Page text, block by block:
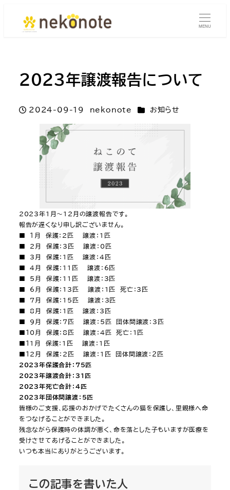
MENU
2023年譲渡報告について
投稿日
2024-09-19 nekonote カテゴリー
お知らせ
2023年1月～12月の譲渡報告です。
報告が遅くなり申し訳ございません。
■ １月 保護：2匹 譲渡：1匹
■ 2月 保護：3匹 譲渡：0匹
■ 3月 保護：1匹 譲渡：4匹
■ 4月 保護：11匹 譲渡：6匹
■ 5月 保護：11匹 譲渡：3匹
■ 6月 保護：13匹 譲渡：1匹 死亡：3匹
■ 7月 保護：15匹 譲渡：3匹
■ 8月 保護：1匹 譲渡：3匹
■ 9月 保護：7匹 譲渡：5匹 団体間譲渡：3匹
■１0月 保護：8匹 譲渡：4匹 死亡：1匹
■１1月 保護：1匹 譲渡：1匹
■１2月 保護：2匹 譲渡：1匹 団体間譲渡：２匹
2023年保護合計：75匹
2023年譲渡合計：31匹
2023年死亡合計：4匹
2023年団体間譲渡：5匹
皆様のご支援、応援のおかげでたくさんの猫を保護し、里親様へ命
をつなげることができました。
残念ながら保護時の体調が悪く、命を落とした子もいますが医療を
受けさせてあげることができました。
いつも本当にありがとうございます。
この記事を書いた人